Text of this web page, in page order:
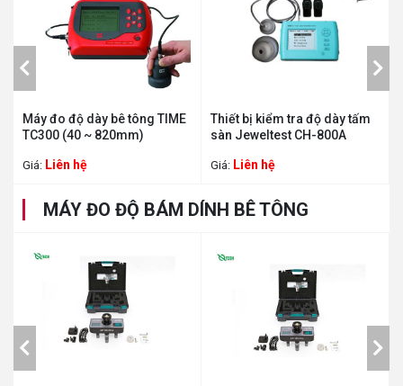
Máy đo độ dày bê tông TIME
TC300 (40 ~ 820mm)
Giá: Liên hệ
Thiết bị kiểm tra độ dày tấm
sàn Jeweltest CH-800A
Giá: Liên hệ
MÁY ĐO ĐỘ BÁM DÍNH BÊ TÔNG